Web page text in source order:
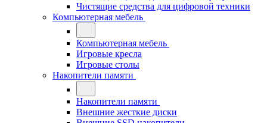
Чистящие средства для цифровой техники
Компьютерная мебель
Компьютерная мебель
Игровые кресла
Игровые столы
Накопители памяти
Накопители памяти
Внешние жесткие диски